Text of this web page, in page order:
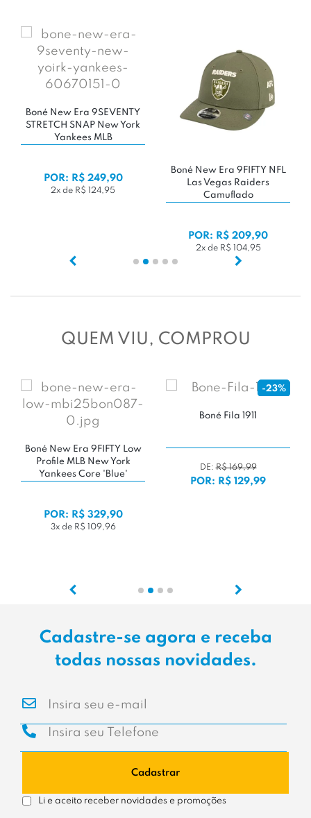
Boné New Era 9SEVENTY
STRETCH SNAP New York
Yankees MLB
POR: R$ 249,90
2x de R$ 124,95
Boné New Era 9FIFTY NFL
Las Vegas Raiders
Camuflado
POR: R$ 209,90
2x de R$ 104,95
QUEM VIU, COMPROU
Boné New Era 9FIFTY Low
Profile MLB New York
Yankees Core 'Blue'
POR: R$ 329,90
3x de R$ 109,96
-23%
Boné Fila 1911
DE:R$ 169,99
POR: R$ 129,99
Cadastre-se agora e receba
todas nossas novidades.
Cadastrar
Li e aceito receber novidades e promoções